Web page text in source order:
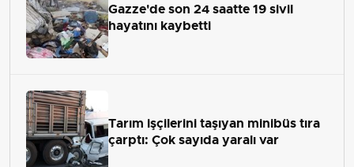
Gazze'de son 24 saatte 19 sivil
hayatını kaybetti
Tarım işçilerini taşıyan minibüs tıra
çarptı: Çok sayıda yaralı var